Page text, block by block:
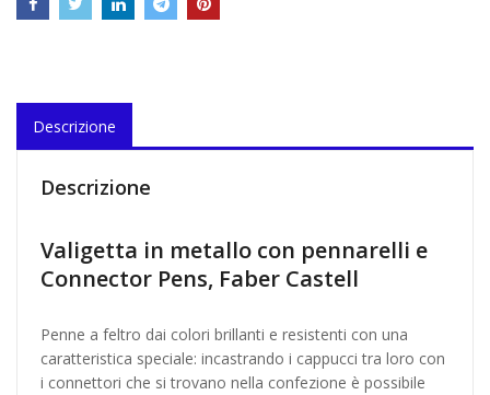
Descrizione
Descrizione
Valigetta in metallo con pennarelli e
Connector Pens, Faber Castell
Penne a feltro dai colori brillanti e resistenti con una
caratteristica speciale: incastrando i cappucci tra loro con
i connettori che si trovano nella confezione è possibile